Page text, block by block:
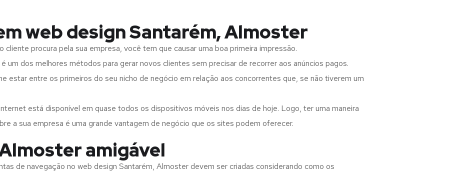
web design Santarém, Almoster
procura pela sua empresa, você tem que causar uma boa primeira impressão.
um dos melhores métodos para gerar novos clientes sem precisar de recorrer aos anúncios pagos.
estar entre os primeiros do seu nicho de negócio em relação aos concorrentes que, se não tiverem um
está disponível em quase todos os dispositivos móveis nos dias de hoje. Logo, ter uma maneira
a sua empresa é uma grande vantagem de negócio que os sites podem oferecer.
amigável
de navegação no web design Santarém, Almoster devem ser criadas considerando como os